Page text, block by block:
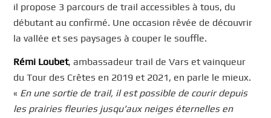
il propose 3 parcours de trail accessibles à tous, du
débutant au confirmé. Une occasion rêvée de découvrir
la vallée et ses paysages à couper le souffle.
Rémi Loubet, ambassadeur trail de Vars et vainqueur
du Tour des Crêtes en 2019 et 2021, en parle le mieux.
« En une sortie de trail, il est possible de courir depuis
les prairies fleuries jusqu’aux neiges éternelles en